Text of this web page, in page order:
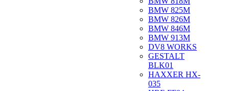
BMW 825M
BMW 826M
BMW 846M
BMW 913M
DV8 WORKS
GESTALT
BLK01
HAXXER HX-
035